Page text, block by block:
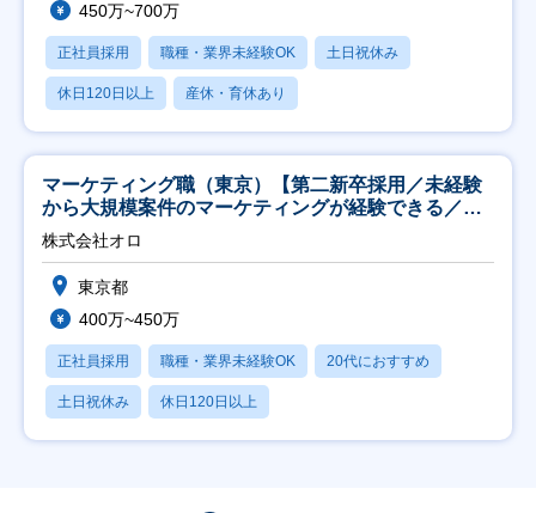
450万~700万
正社員採用 職種・業界未経験OK 土日祝休み
休日120日以上 産休・育休あり
マーケティング職（東京）【第二新卒採用／未経験
から大規模案件のマーケティングが経験できる／研
修充実】
株式会社オロ
東京都
400万~450万
正社員採用 職種・業界未経験OK 20代におすすめ
土日祝休み 休日120日以上